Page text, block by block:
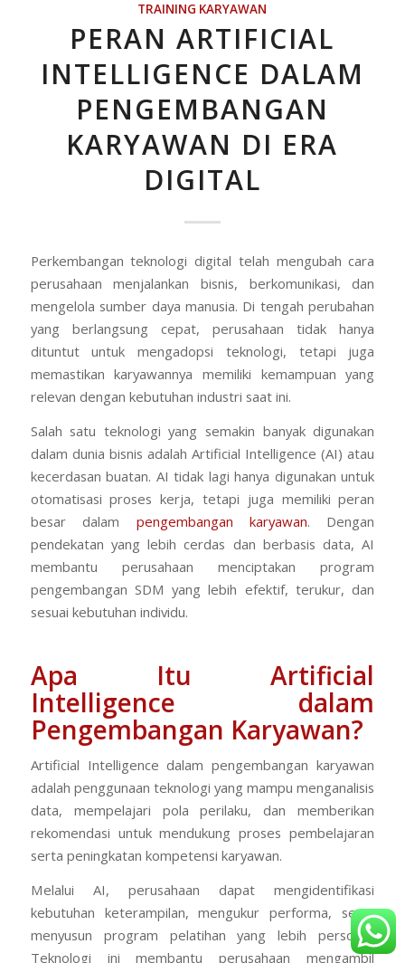
TRAINING KARYAWAN
PERAN ARTIFICIAL
INTELLIGENCE DALAM
PENGEMBANGAN
KARYAWAN DI ERA
DIGITAL
Perkembangan teknologi digital telah mengubah cara
perusahaan menjalankan bisnis, berkomunikasi, dan
mengelola sumber daya manusia. Di tengah perubahan
yang berlangsung cepat, perusahaan tidak hanya
dituntut untuk mengadopsi teknologi, tetapi juga
memastikan karyawannya memiliki kemampuan yang
relevan dengan kebutuhan industri saat ini.
Salah satu teknologi yang semakin banyak digunakan
dalam dunia bisnis adalah Artificial Intelligence (AI) atau
kecerdasan buatan. AI tidak lagi hanya digunakan untuk
otomatisasi proses kerja, tetapi juga memiliki peran
besar dalam pengembangan karyawan. Dengan
pendekatan yang lebih cerdas dan berbasis data, AI
membantu perusahaan menciptakan program
pengembangan SDM yang lebih efektif, terukur, dan
sesuai kebutuhan individu.
Apa Itu Artificial
Intelligence dalam
Pengembangan Karyawan?
Artificial Intelligence dalam pengembangan karyawan
adalah penggunaan teknologi yang mampu menganalisis
data, mempelajari pola perilaku, dan memberikan
rekomendasi untuk mendukung proses pembelajaran
serta peningkatan kompetensi karyawan.
Melalui AI, perusahaan dapat mengidentifikasi
kebutuhan keterampilan, mengukur performa, serta
menyusun program pelatihan yang lebih personal.
Teknologi ini membantu perusahaan mengambil